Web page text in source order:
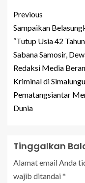
Previous
Sampaikan
“Tutup Usia 42
Sabana Samosir,
Redaksi Media
Kriminal di
Pematangsiantar
Dunia
Tinggalkan
Alamat email Anda
wajib ditandai*